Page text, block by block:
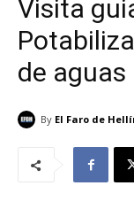
Visita
de aguas
By El Faro de